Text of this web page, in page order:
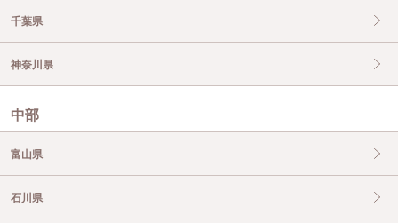
千葉県
神奈川県
中部
富山県
石川県